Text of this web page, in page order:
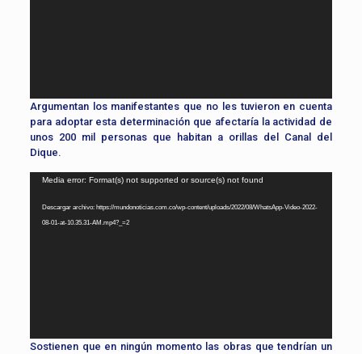
Argumentan los manifestantes que no les tuvieron en cuenta
para adoptar esta determinación que afectaría la actividad de
unos 200 mil personas que habitan a orillas del Canal del
Dique.
Reproductor
vídeo
Media error: Format(s) not supported or source(s) not found
Descargar archivo: https://mundonoticias.com.co/wp-content/uploads/2022/08/WhatsApp-Video-2022-
08-01-at-10.35.31-AM.mp4?_=2
Sostienen que en ningún momento las obras que tendrían un